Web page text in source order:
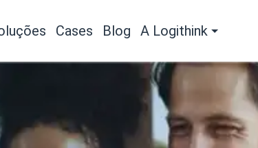
Cases Blog A Logithink